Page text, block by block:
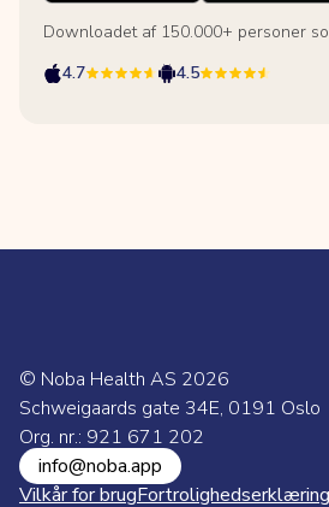
Downloadet af 150.000+ personer
4.7
4.5
© Noba Health AS 2026
Schweigaards gate 34E, 0191 Oslo
Org. nr.: 921 671 202
info@noba.app
Vilkår for brugFortrolighedserklæring